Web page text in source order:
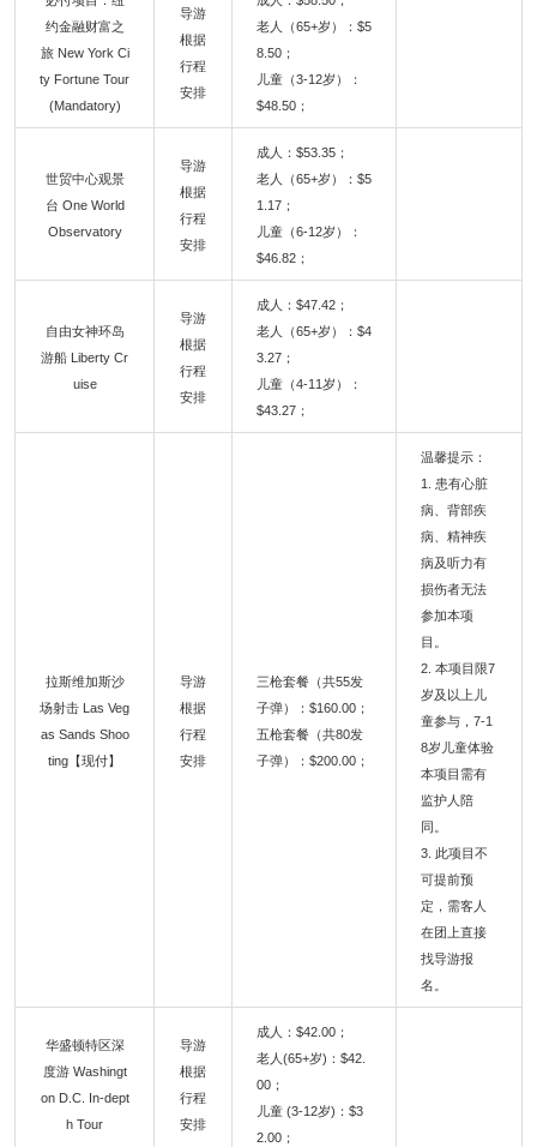
约金融财富之
旅 New York Ci
ty Fortune Tour
(Mandatory)
导游
根据
行程
安排
老人（65+岁）：$5
8.50；
儿童（3-12岁）：
$48.50；
世贸中心观景
台 One World
Observatory
导游
根据
行程
安排
成人：$53.35；
老人（65+岁）：$5
1.17；
儿童（6-12岁）：
$46.82；
自由女神环岛
游船 Liberty Cr
uise
导游
根据
行程
安排
成人：$47.42；
老人（65+岁）：$4
3.27；
儿童（4-11岁）：
$43.27；
拉斯维加斯沙
场射击 Las Veg
as Sands Shoo
ting【现付】
导游
根据
行程
安排
三枪套餐（共55发
子弹）：$160.00；
五枪套餐（共80发
子弹）：$200.00；
温馨提示：
1. 患有心脏
病、背部疾
病、精神疾
病及听力有
损伤者无法
参加本项
目。
2. 本项目限7
岁及以上儿
童参与，7-1
8岁儿童体验
本项目需有
监护人陪
同。
3. 此项目不
可提前预
定，需客人
在团上直接
找导游报
名。
华盛顿特区深
度游 Washingt
on D.C. In-dept
h Tour
导游
根据
行程
安排
成人：$42.00；
老人(65+岁)：$42.
00；
儿童 (3-12岁)：$3
2.00；